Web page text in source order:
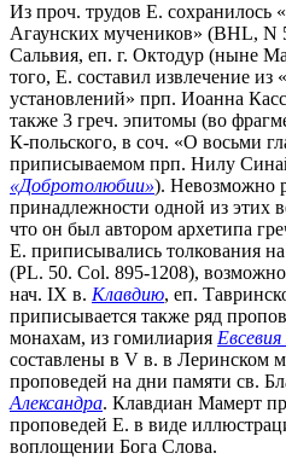
Из проч. трудов Е. сохранилось
Агаунских мучеников» (BHL, N
Сальвия, еп. г. Октодур (ныне
того, Е. составил извлечение
установлений» прп. Иоанна
также 3 греч. эпитомы (во
К-польского, в соч. «О восьми
приписываемом прп. Нилу
«Добротолюбии»). Невозможно
принадлежности одной из этих
что он был автором архетипа
Е. приписывались толкования
(PL. 50. Col. 895-1208),
нач. IX в. Клавдию, еп.
приписывается также ряд
монахам, из гомилиария
составлены в V в. в Леринском
проповедей на дни памяти св.
Александра. Клавдиан Мамерт
проповедей Е. в виде
воплощении Бога Слова.